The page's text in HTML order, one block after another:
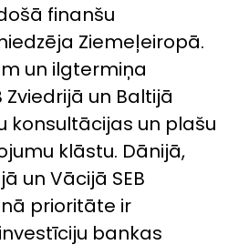
finanšu
Ziemeļeiropā.
un ilgtermiņa
un Baltijā
konsultācijas un plašu
klāstu. Dānijā,
un Vācijā SEB
prioritāte ir
bankas